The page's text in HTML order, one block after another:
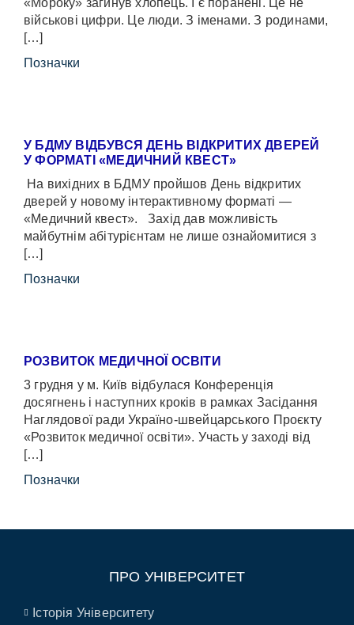
«Мороку» загинув хлопець. І є поранені. Це не
військові цифри. Це люди. З іменами. З родинами,
[…]
Позначки
У БДМУ ВІДБУВСЯ ДЕНЬ ВІДКРИТИХ ДВЕРЕЙ
У ФОРМАТІ «МЕДИЧНИЙ КВЕСТ»
На вихідних в БДМУ пройшов День відкритих
дверей у новому інтерактивному форматі —
«Медичний квест». Захід дав можливість
майбутнім абітурієнтам не лише ознайомитися з
[…]
Позначки
РОЗВИТОК МЕДИЧНОЇ ОСВІТИ
3 грудня у м. Київ відбулася Конференція
досягнень і наступних кроків в рамках Засідання
Наглядової ради Україно-швейцарського Проєкту
«Розвиток медичної освіти». Участь у заході від
[…]
Позначки
ПРО УНІВЕРСИТЕТ
Історія Університету